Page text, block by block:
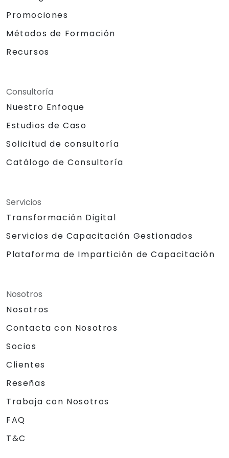
Promociones
Métodos de Formación
Recursos
Consultoría
Nuestro Enfoque
Estudios de Caso
Solicitud de consultoría
Catálogo de Consultoría
Servicios
Transformación Digital
Servicios de Capacitación Gestionados
Plataforma de Impartición de Capacitación
Nosotros
Nosotros
Contacta con Nosotros
Socios
Clientes
Reseñas
Trabaja con Nosotros
FAQ
T&C